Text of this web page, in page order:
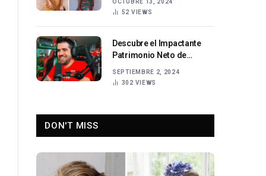
OCTUBRE 13, 2024
52 VIEWS
Descubre el Impactante
Patrimonio Neto de
SEPTIEMBRE 2, 2024
302 VIEWS
DON'T MISS